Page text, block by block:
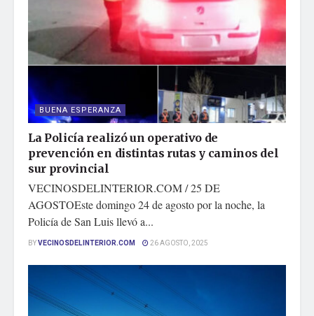
BUENA ESPERANZA
La Policía realizó un operativo de
prevención en distintas rutas y caminos del
sur provincial
VECINOSDELINTERIOR.COM / 25 DE
AGOSTOEste domingo 24 de agosto por la noche, la
Policía de San Luis llevó a...
BYVECINOSDELINTERIOR.COM 26 AGOSTO, 2025